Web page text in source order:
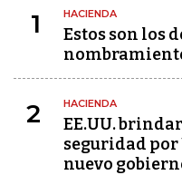
1 HACIENDA
Estos son los
2 HACIENDA
EE.UU.
seguridad por
nuevo